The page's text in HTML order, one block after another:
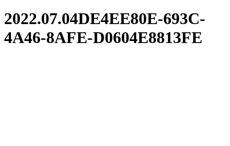
2022.07.04DE4EE80E-693C-
4A46-8AFE-D0604E8813FE